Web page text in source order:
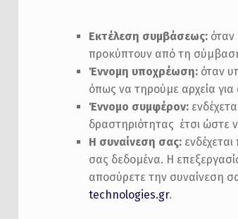
Εκτέλεση συμβάσεως:όταν
προκύπτουν από τη
Έννομη υποχρέωση:όταν
όπως να τηρούμε αρχεία
Έννομο συμφέρον:
δραστηριότητας έτσι ώστε
Η συναίνεση σας:
σας δεδομένα. Η
αποσύρετε την συναίνεση
technologies.gr.